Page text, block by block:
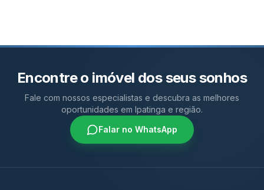
Encontre o imóvel dos seus sonhos
Fale com nossos especialistas e descubra as melhores
oportunidades em Ipatinga e região.
Falar no WhatsApp